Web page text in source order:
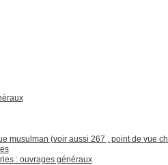
musulman (voir aussi 267 , point de vue
: ouvrages généraux